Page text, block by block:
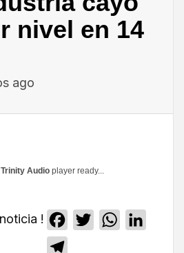
nivel en 14
ago
Trinity Audio player ready...
! Facebook
TwitterWhatsApp